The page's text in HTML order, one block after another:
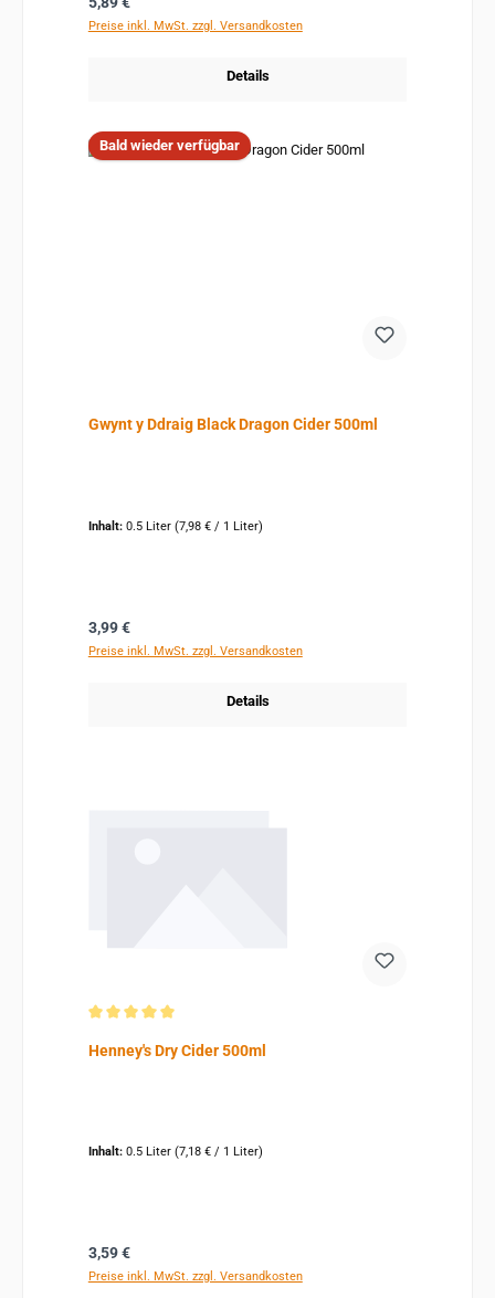
Preise inkl. MwSt. zzgl. Versandkosten
Details
Bald wieder verfügbar
Gwynt y Ddraig Black Dragon Cider 500ml
Inhalt: 0.5 Liter (7,98 € / 1 Liter)
Regulärer Preis:
3,99 €
Preise inkl. MwSt. zzgl. Versandkosten
Details
Henney's Dry Cider 500ml
Inhalt: 0.5 Liter (7,18 € / 1 Liter)
Regulärer Preis:
3,59 €
Preise inkl. MwSt. zzgl. Versandkosten